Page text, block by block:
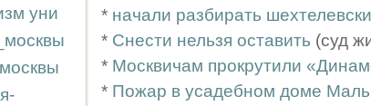
уни
* начали разбирать
* Снести нельзя оставить (суд
* Москвичам прокрутили
* Пожар в усадебном доме